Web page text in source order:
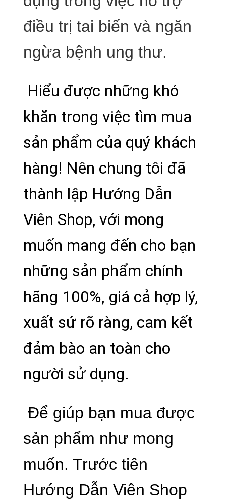
điều trị tai biến và ngăn
ngừa bệnh ung thư.
Hiểu được những khó
khăn trong việc tìm mua
sản phẩm của quý khách
hàng! Nên chung tôi đã
thành lập Hướng Dẫn
Viên Shop, với mong
muốn mang đến cho bạn
những sản phẩm chính
hãng 100%, giá cả hợp lý,
xuất sứ rõ ràng, cam kết
đảm bào an toàn cho
người sử dụng.
Để giúp bạn mua được
sản phẩm như mong
muốn. Trước tiên
Hướng Dẫn Viên Shop